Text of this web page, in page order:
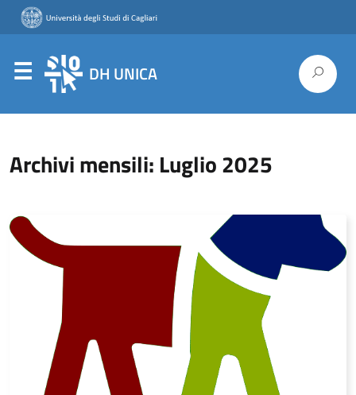
DH UNICA
Archivi mensili: Luglio 2025